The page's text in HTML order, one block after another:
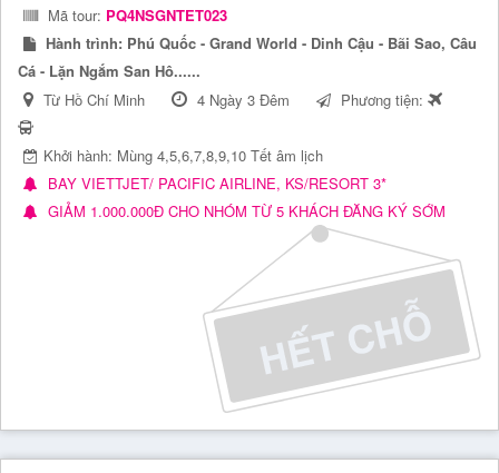
Mã tour: PQ4NSGNTET023
Hành trình: Phú Quốc - Grand World - Dinh Cậu - Bãi Sao, Câu
Cá - Lặn Ngắm San Hô......
Từ Hồ Chí Minh
4 Ngày 3 Đêm Phương tiện:
Khởi hành: Mùng 4,5,6,7,8,9,10 Tết âm lịch
BAY VIETTJET/ PACIFIC AIRLINE, KS/RESORT 3*
GIẢM 1.000.000Đ CHO NHÓM TỪ 5 KHÁCH ĐĂNG KÝ SỚM